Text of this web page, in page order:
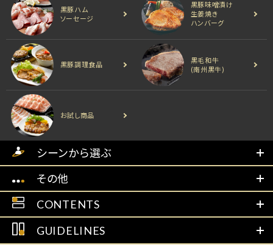
黒豚ハム
ソーセージ
黒豚味噌漬け
生姜焼き
ハンバーグ
黒豚調理食品
黒毛和牛
(南州黒牛)
お試し商品
シーンから選ぶ
その他
CONTENTS
GUIDELINES